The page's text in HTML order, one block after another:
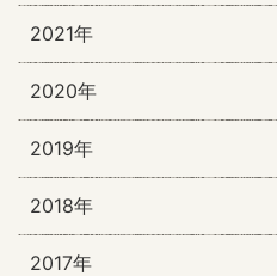
2021年
2020年
2019年
2018年
2017年